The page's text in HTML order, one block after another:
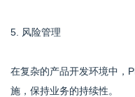
5. 风险管理
在复杂的产品开发环境中，
施，保持业务的持续性。